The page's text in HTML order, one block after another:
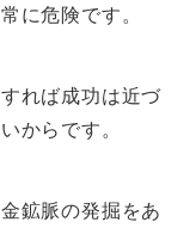
に危険です。
れば成功は近づ
からです。
鉱脈の発掘をあ